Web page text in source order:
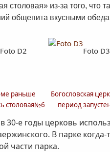
из-за того, что
общепита вкусными
Foto D2 Foto D3
раньше
столовая№6
Богословская
период
е годы церковь
В парке
части парка.